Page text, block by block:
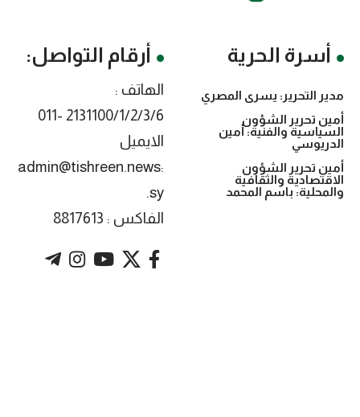
أسرة الحرية
مدير التحرير: يسرى المصري
أمين تحرير الشؤون
السياسية والفنية: أمين
الدريوسي
أمين تحرير الشؤون
الاقتصادية والثقافية
والمحلية: باسم المحمد
أرقام التواصل:
الهاتف :
2131100/1/2/3/6 -011
الايميل
:admin@tishreen.news
.sy
الفاكس : 8817613